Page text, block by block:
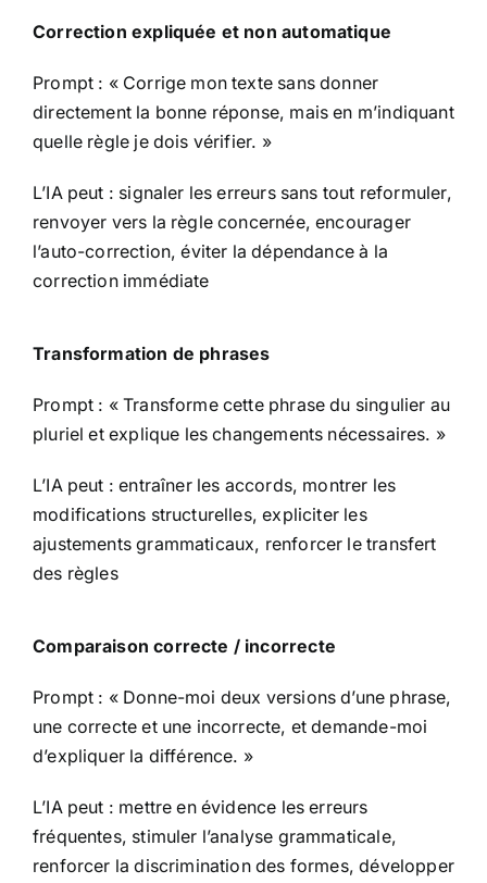
Correction expliquée et non automatique
Prompt : « Corrige mon texte sans donner
directement la bonne réponse, mais en m’indiquant
quelle règle je dois vérifier. »
L’IA peut : signaler les erreurs sans tout reformuler,
renvoyer vers la règle concernée, encourager
l’auto-correction, éviter la dépendance à la
correction immédiate
Transformation de phrases
Prompt : « Transforme cette phrase du singulier au
pluriel et explique les changements nécessaires. »
L’IA peut : entraîner les accords, montrer les
modifications structurelles, expliciter les
ajustements grammaticaux, renforcer le transfert
des règles
Comparaison correcte / incorrecte
Prompt : « Donne-moi deux versions d’une phrase,
une correcte et une incorrecte, et demande-moi
d’expliquer la différence. »
L’IA peut : mettre en évidence les erreurs
fréquentes, stimuler l’analyse grammaticale,
renforcer la discrimination des formes, développer